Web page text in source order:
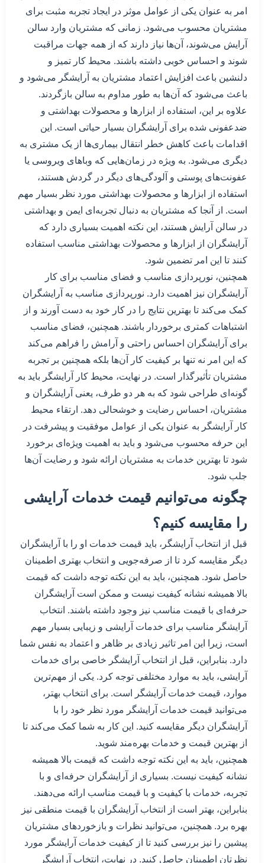
امر به عنوان یکی از عوامل موثر در ایجاد تجربه مثبت برای
مشتریان محسوب می‌شود. زمانی که مشتریان وارد سالن
آرایش می‌شوند، آن‌ها نیاز دارند که از همه جهات مراقبت
شوند و احساس خوبی داشته باشند. محیط کار تمیز و
دلنشین باعث افزایش اعتماد مشتریان به آرایشگر می‌شود و
باعث می‌شود که آن‌ها به طور مداوم به سالن بازگردند.
علاوه بر این، استفاده از ابزارها و محصولات بهداشتی و
ضدعفونی شده برای آرایشگران بسیار حیاتی است. این
اقدامات باعث کاهش خطر انتقال بیماری‌ها از یک مشتری به
دیگری می‌شود. به ویژه در زمان‌هایی که وباهای ویروسی یا
عفونت‌های پوستی و آلودگی‌های دیگر در گردش هستند،
استفاده از ابزارها و محصولات بهداشتی مورد نظر بسیار مهم
است. از آنجا که مشتریان به دنبال تجربه‌ای ایمن و بهداشتی
در سالن آرایش هستند، این نکته اهمیت بسیاری دارد که
آرایشگران از ابزارها و محصولات بهداشتی مناسب استفاده
کنند تا این امر تضمین شود.
همچنین، نورپردازی مناسب و فضای مناسب برای کار
آرایشگران نیز اهمیت دارد. نورپردازی مناسب به آرایشگران
کمک می‌کند تا بهترین نتایج را در کار خود به دست آورند و از
اشتباهات کمتری برخوردار باشند. همچنین، فضای مناسب
برای آرایشگران احساس راحتی و آرامش را فراهم می‌کند
که این امر نه تنها بر کیفیت کار آن‌ها بلکه همچنین بر تجربه
مشتریان تأثیرگذار است. در نهایت، محیط کار آرایشگر باید به
گونه‌ای طراحی شود که به هر دو طرف، یعنی آرایشگران و
مشتریان، احساس رضایت و خوشحالی دهد. ارتقاء محیط
کار آرایشگر به عنوان یکی از عوامل موفقیت و پیشرفت در
این حرفه محسوب می‌شود و باید به اهمیت ویژه‌ای برخورد
شود تا بهترین خدمات به مشتریان ارائه شود و رضایت آن‌ها
جلب شود.
چگونه می‌توانیم قیمت خدمات آرایشی
را مقایسه کنیم؟
قبل از انتخاب آرایشگر، باید قیمت خدمات او را با آرایشگران
دیگر مقایسه کرد تا از صرفه‌جویی و انتخاب بهتری اطمینان
حاصل شود. همچنین، باید به این نکته توجه داشت که قیمت
بالا همیشه نشانه کیفیت نیست و ممکن است آرایشگران
حرفه‌ای با قیمت مناسب نیز وجود داشته باشند. انتخاب
آرایشگر مناسب برای خدمات آرایشی و زیبایی بسیار مهم
است، زیرا این امر تاثیر زیادی بر ظاهر و اعتماد به نفس شما
دارد. بنابراین، قبل از انتخاب آرایشگر خاصی برای خدمات
آرایشی، باید به موارد مختلفی توجه کرد. یکی از مهم‌ترین
موارد، قیمت خدمات آرایشگر است. برای انتخاب بهتر،
می‌توانید قیمت خدمات آرایشگر مورد نظر خود را با
آرایشگران دیگر مقایسه کنید. این کار به شما کمک می‌کند تا
از بهترین قیمت و خدمات بهره‌مند شوید.
همچنین، باید به این نکته توجه داشت که قیمت بالا همیشه
نشانه کیفیت نیست. بسیاری از آرایشگران حرفه‌ای و با
تجربه، خدمات با کیفیت و با قیمت مناسب ارائه می‌دهند.
بنابراین، بهتر است از انتخاب آرایشگران با قیمت منطقی نیز
بهره برد. همچنین، می‌توانید نظرات و بازخوردهای مشتریان
پیشین را نیز بررسی کنید تا از کیفیت خدمات آرایشگر مورد
نظرتان اطمینان حاصل کنید. در نهایت، انتخاب آرایشگر